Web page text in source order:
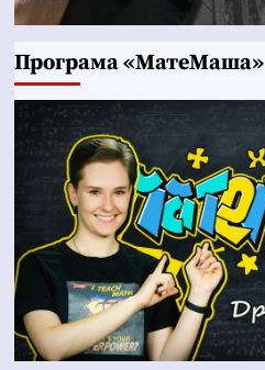
Програма «МатеМаша»